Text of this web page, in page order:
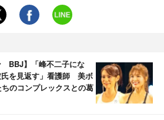
BBJ】「峰不二子にな
氏を見返す」看護師 美ボ
のコンプレックスとの葛